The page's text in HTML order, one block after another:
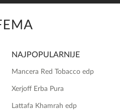
NAJPOPULARNIJE
Mancera Red Tobacco edp
Xerjoff Erba Pura
Lattafa Khamrah edp